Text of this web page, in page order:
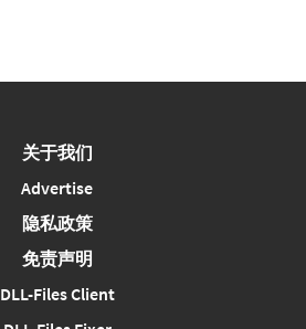
关于我们
Advertise
隐私政策
免责声明
DLL-Files Client